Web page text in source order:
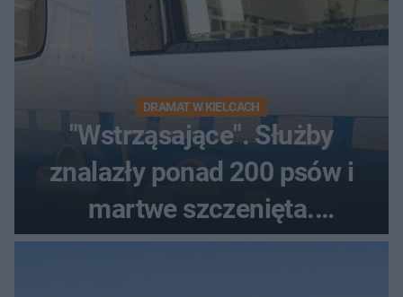
DRAMAT W KIELCACH
"Wstrząsające". Służby
znalazły ponad 200 psów i
martwe szczenięta.
Zatrzymano 35-latka